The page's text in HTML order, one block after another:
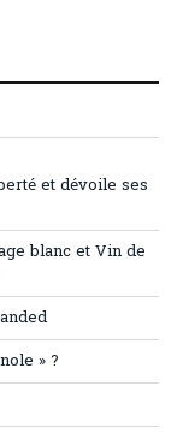
et dévoile ses
blanc et Vin de
» ?